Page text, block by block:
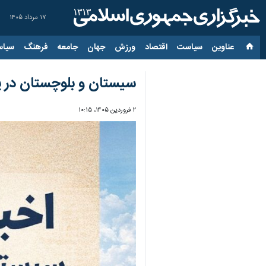
۱۷ مرداد ۱۴۰۵
عناوین‌ سیاست اقتصاد ورزش جهان جامعه فرهنگ
سیستان و بلوچستان در
۲ فروردین ۱۴۰۵، ۱۰:۱۵